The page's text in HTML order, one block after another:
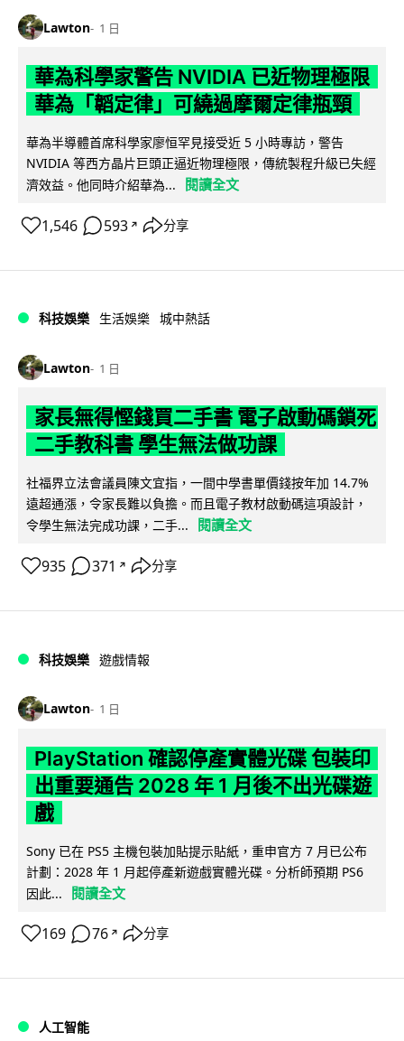
Lawton 1 日
華為科學家警告 NVIDIA 已近物理極限
華為「韜定律」可繞過摩爾定律瓶頸
華為半導體首席科學家廖恒罕見接受近 5 小時專訪，警告
NVIDIA 等西方晶片巨頭正逼近物理極限，傳統製程升級已失經
濟效益。他同時介紹華為...
閱讀全文
1,546 593 ↗ 分享
科技娛樂 生活娛樂 城中熱話
Lawton 1 日
家長無得慳錢買二手書 電子啟動碼鎖死
二手教科書 學生無法做功課
社福界立法會議員陳文宜指，一間中學書單價錢按年加 14.7%
遠超通漲，令家長難以負擔。而且電子教材啟動碼這項設計，
令學生無法完成功課，二手...
閱讀全文
935 371 ↗ 分享
科技娛樂 遊戲情報
Lawton 1 日
PlayStation 確認停產實體光碟 包裝印
出重要通告 2028 年 1 月後不出光碟遊
戲
Sony 已在 PS5 主機包裝加貼提示貼紙，重申官方 7 月已公布
計劃：2028 年 1 月起停產新遊戲實體光碟。分析師預期 PS6
因此...
閱讀全文
169 76 ↗ 分享
人工智能